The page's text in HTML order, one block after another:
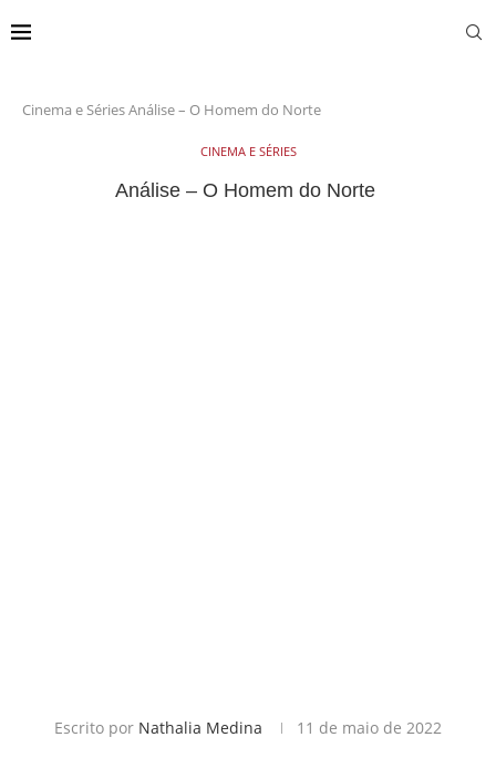
Cinema e SériesAnálise – O Homem do Norte
CINEMA E SÉRIES
Análise – O Homem do Norte
Escrito por Nathalia Medina 11 de maio de 2022